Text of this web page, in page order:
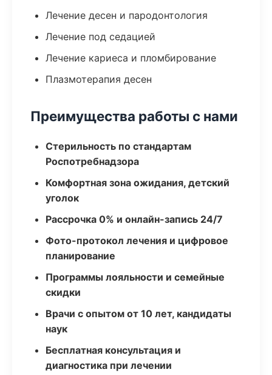
Лечение десен и пародонтология
Лечение под седацией
Лечение кариеса и пломбирование
Плазмотерапия десен
Преимущества работы с нами
Стерильность по стандартам
Роспотребнадзора
Комфортная зона ожидания, детский
уголок
Рассрочка 0% и онлайн-запись 24/7
Фото-протокол лечения и цифровое
планирование
Программы лояльности и семейные
скидки
Врачи с опытом от 10 лет, кандидаты
наук
Бесплатная консультация и
диагностика при лечении